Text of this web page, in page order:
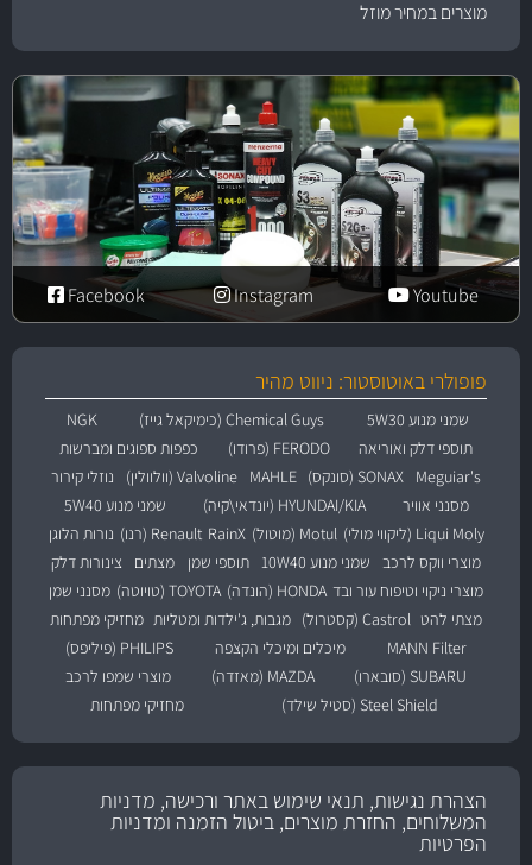
מוצרים במחיר מוזל
Youtube
Instagram
Facebook
פופולרי באוטוסטור: ניווט מהיר
שמני מנוע 5W30 Chemical Guys (כימיקאל גייז)
NGK
תוספי דלק ואוריאה
FERODO (פרודו)
כפפות ספוגים ומברשות
Meguiar's
SONAX (סונקס) MAHLE Valvoline (וולוולין)
נוזלי קירור
מסנני אוויר
HYUNDAI/KIA (יונדאי\קיה)
שמני מנוע 5W40
Liqui Moly (ליקווי מולי)
Motul (מוטול) RainX Renault (רנו)
נורות הלוגן
מוצרי ווקס לרכב
שמני מנוע 10W40 תוספי שמן מצתים
צינורות דלק
מוצרי ניקוי וטיפוח עור ובד HONDA (הונדה) TOYOTA (טויוטה)
מסנני שמן
מצתי להט Castrol (קסטרול) מגבות, ג'ילדות ומטליות מחזיקי מפתחות
MANN Filter
מיכלים ומיכלי הקצפה
PHILIPS (פיליפס)
SUBARU (סובארו)
MAZDA (מאזדה)
מוצרי שמפו לרכב
Steel Shield (סטיל שילד)
מחזיקי מפתחות
הצהרת נגישות, תנאי שימוש באתר ורכישה, מדניות
המשלוחים, החזרת מוצרים, ביטול הזמנה ומדניות
הפרטיות